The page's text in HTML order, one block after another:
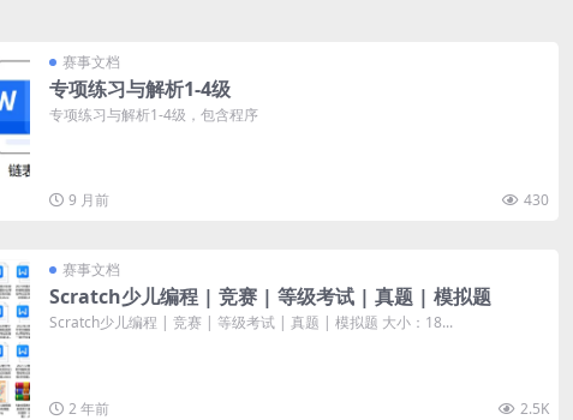
赛事文档
专项练习与解析1-4级
专项练习与解析1-4级，包含程序
9 月前 430
赛事文档
Scratch少儿编程 | 竞赛 | 等级考试 | 真题 | 模拟题
Scratch少儿编程 | 竞赛 | 等级考试 | 真题 | 模拟题 大小：18...
2 年前 2.5K